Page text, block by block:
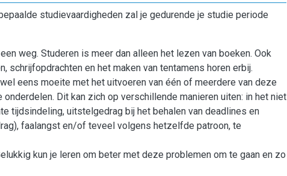
studievaardigheden zal je gedurende je studie periode
weg. Studeren is meer dan alleen het lezen van boeken. Ook
en het maken van tentamens horen erbij.
eens moeite met het uitvoeren van één of meerdere van deze
Dit kan zich op verschillende manieren uiten: in het niet
tijdsindeling, uitstelgedrag bij het behalen van deadlines en
faalangst en/of teveel volgens hetzelfde patroon, te
kun je leren om beter met deze problemen om te gaan en zo